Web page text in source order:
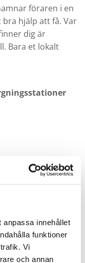
anpassa innehållet
funktioner
Vi
och annan
föraren i en
hjälp att få. Var
dig är
Bara et lokalt
09:00 - 17:00
09:00 - 17:00